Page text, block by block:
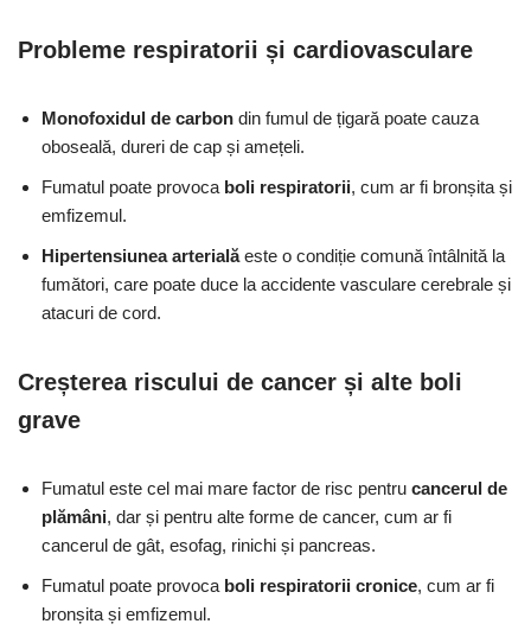
Probleme respiratorii și cardiovasculare
Monofoxidul de carbon din fumul de țigară poate cauza
oboseală, dureri de cap și amețeli.
Fumatul poate provoca boli respiratorii, cum ar fi bronșita și
emfizemul.
Hipertensiunea arterialăeste o condiție comună întâlnită la
fumători, care poate duce la accidente vasculare cerebrale și
atacuri de cord.
Creșterea riscului de cancer și alte boli
grave
Fumatul este cel mai mare factor de risc pentru cancerul de
plămâni, dar și pentru alte forme de cancer, cum ar fi
cancerul de gât, esofag, rinichi și pancreas.
Fumatul poate provoca boli respiratorii cronice, cum ar fi
bronșita și emfizemul.